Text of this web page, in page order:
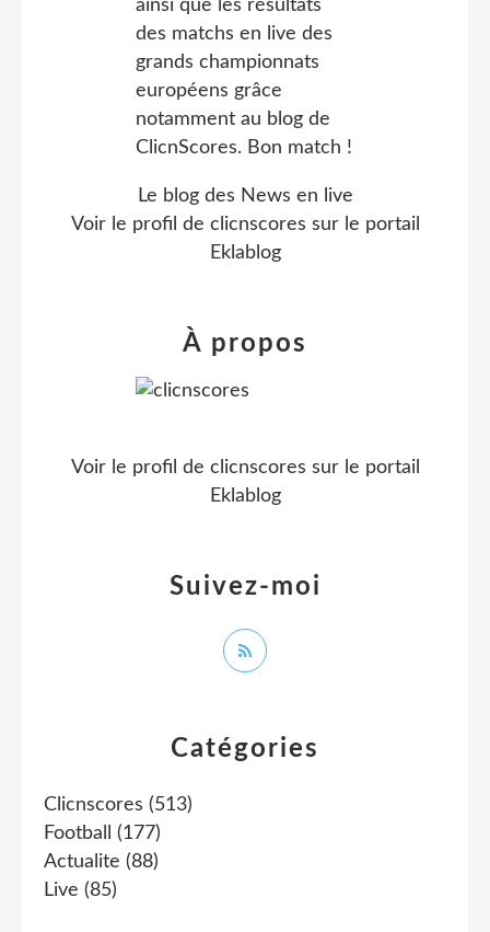
Catégories
Clicnscores (513)
Football
(177)
Actualite (88)
Live (85)
Le blog des News en live
Voir le profil de clicnscores sur le portail
Eklablog
Suivez-moi
À propos
Voir le profil de clicnscores sur le portail
Eklablog